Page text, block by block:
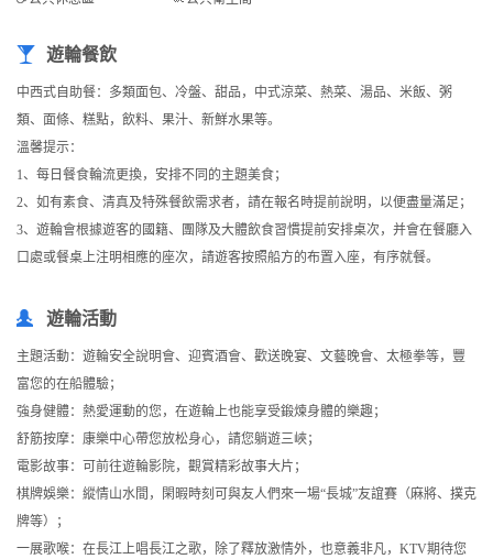
遊輪餐飲
中西式自助餐：多類面包、冷盤、甜品，中式涼菜、熱菜、湯品、米飯、粥
類、面條、糕點，飲料、果汁、新鮮水果等。
溫馨提示：
1、每日餐食輪流更換，安排不同的主題美食；
2、如有素食、清真及特殊餐飲需求者，請在報名時提前說明，以便盡量滿足；
3、遊輪會根據遊客的國籍、團隊及大體飲食習慣提前安排桌次，并會在餐廳入
口處或餐桌上注明相應的座次，請遊客按照船方的布置入座，有序就餐。
遊輪活動
主題活動：遊輪安全說明會、迎賓酒會、歡送晚宴、文藝晚會、太極拳等，豐
富您的在船體驗；
強身健體：熱愛運動的您，在遊輪上也能享受鍛煉身體的樂趣；
舒筋按摩：康樂中心帶您放松身心，請您躺遊三峽；
電影故事：可前往遊輪影院，觀賞精彩故事大片；
棋牌娛樂：縱情山水間，閑暇時刻可與友人們來一場“長城”友誼賽（麻將、撲克
牌等）；
一展歌喉：在長江上唱長江之歌，除了釋放激情外，也意義非凡，KTV期待您